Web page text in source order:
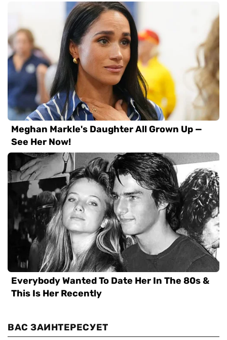
ВАС ЗАИНТЕРЕСУЕТ